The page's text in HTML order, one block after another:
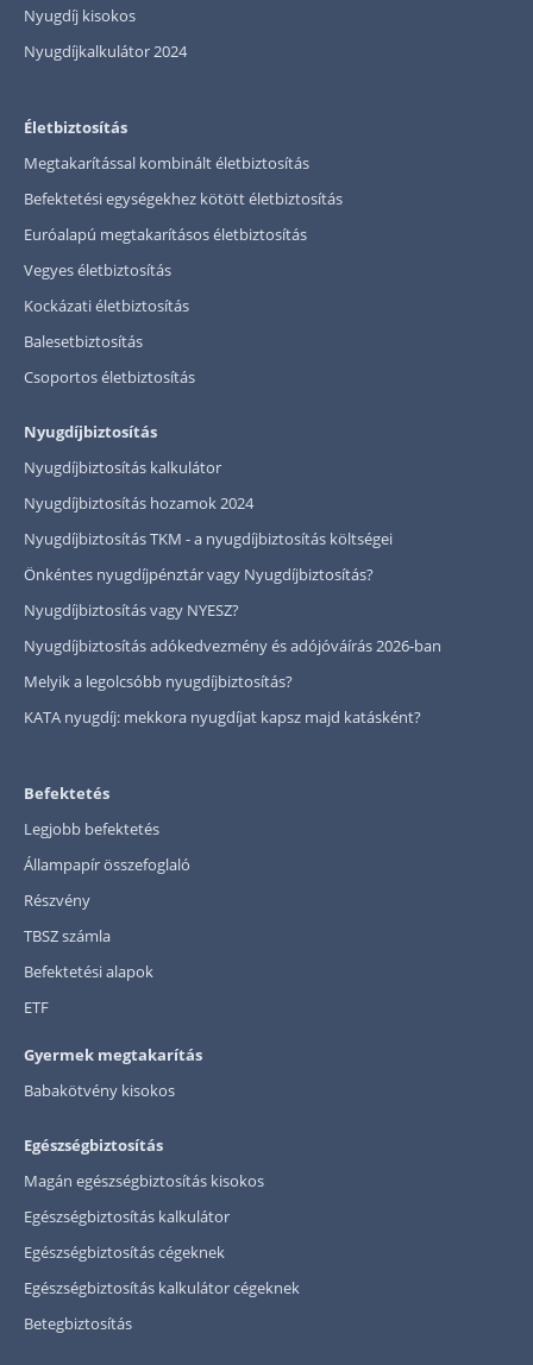
Nyugdíj kisokos
Nyugdíjkalkulátor 2024
Életbiztosítás
Megtakarítással kombinált életbiztosítás
Befektetési egységekhez kötött életbiztosítás
Euróalapú megtakarításos életbiztosítás
Vegyes életbiztosítás
Kockázati életbiztosítás
Balesetbiztosítás
Csoportos életbiztosítás
Nyugdíjbiztosítás
Nyugdíjbiztosítás kalkulátor
Nyugdíjbiztosítás hozamok 2024
Nyugdíjbiztosítás TKM - a nyugdíjbiztosítás költségei
Önkéntes nyugdíjpénztár vagy Nyugdíjbiztosítás?
Nyugdíjbiztosítás vagy NYESZ?
Nyugdíjbiztosítás adókedvezmény és adójóváírás 2026-ban
Melyik a legolcsóbb nyugdíjbiztosítás?
KATA nyugdíj: mekkora nyugdíjat kapsz majd katásként?
Befektetés
Legjobb befektetés
Állampapír összefoglaló
Részvény
TBSZ számla
Befektetési alapok
ETF
Gyermek megtakarítás
Babakötvény kisokos
Egészségbiztosítás
Magán egészségbiztosítás kisokos
Egészségbiztosítás kalkulátor
Egészségbiztosítás cégeknek
Egészségbiztosítás kalkulátor cégeknek
Betegbiztosítás